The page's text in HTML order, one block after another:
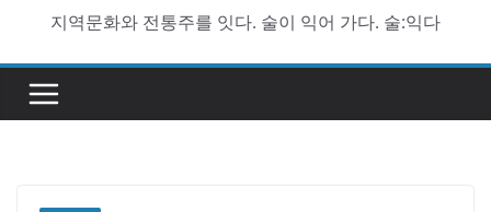
지역문화와 전통주를 잇다. 술이 익어 가다. 술:익다